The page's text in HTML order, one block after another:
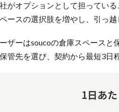
がオプションとして担ってい
ースの選択肢を増やし、引っ越
ザーはsoucoの倉庫スペースと
管先を選び、契約から最短3日